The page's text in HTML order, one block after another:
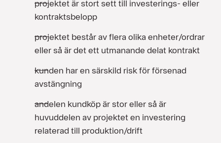
projektet är stort sett till investerings- eller
kontraktsbelopp
projektet består av flera olika enheter/ordrar
eller så är det ett utmanande delat kontrakt
kunden har en särskild risk för försenad
avstängning
andelen kundköp är stor eller så är
huvuddelen av projektet en investering
relaterad till produktion/drift